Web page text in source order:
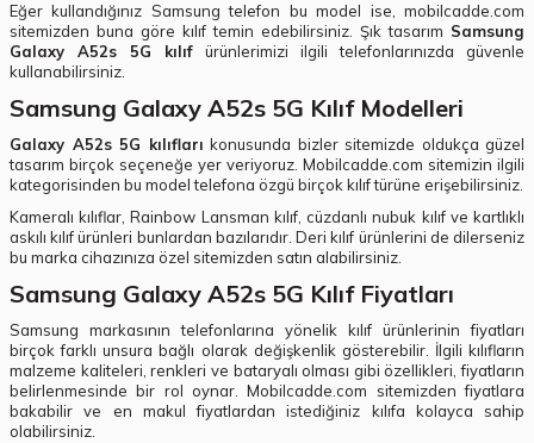
Eğer kullandığınız Samsung telefon bu model ise, mobilcadde.com
sitemizden buna göre kılıf temin edebilirsiniz. Şık tasarım Samsung
Galaxy A52s 5G kılıfürünlerimizi ilgili telefonlarınızda güvenle
kullanabilirsiniz.
Samsung Galaxy A52s 5G Kılıf Modelleri
Galaxy A52s 5G kılıfları konusunda bizler sitemizde oldukça güzel
tasarım birçok seçeneğe yer veriyoruz. Mobilcadde.com sitemizin ilgili
kategorisinden bu model telefona özgü birçok kılıf türüne erişebilirsiniz.
Kameralı kılıflar, Rainbow Lansman kılıf, cüzdanlı nubuk kılıf ve kartlıklı
askılı kılıf ürünleri bunlardan bazılarıdır. Deri kılıf ürünlerini de dilerseniz
bu marka cihazınıza özel sitemizden satın alabilirsiniz.
Samsung Galaxy A52s 5G Kılıf Fiyatları
Samsung markasının telefonlarına yönelik kılıf ürünlerinin fiyatları
birçok farklı unsura bağlı olarak değişkenlik gösterebilir. İlgili kılıfların
malzeme kaliteleri, renkleri ve bataryalı olması gibi özellikleri, fiyatların
belirlenmesinde bir rol oynar. Mobilcadde.com sitemizden fiyatlara
bakabilir ve en makul fiyatlardan istediğiniz kılıfa kolayca sahip
olabilirsiniz.